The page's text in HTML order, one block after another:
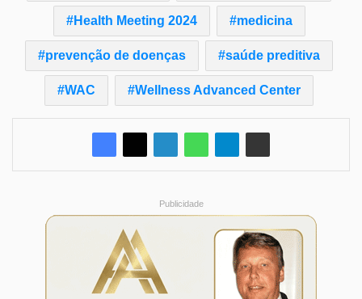
Health Meeting 2024 medicina
prevenção de doenças saúde preditiva
WAC Wellness Advanced Center
Publicidade